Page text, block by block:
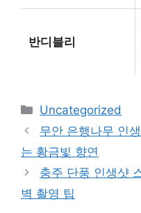
반디블리
카
테
고
리
Uncategorized
무안 은행나무 인
는 황금빛 향연
충주 단풍 인생샷
벽 촬영 팁